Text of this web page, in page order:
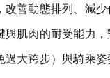
善動態排列、減
肌肉的耐受能力
大跨步）與騎乘